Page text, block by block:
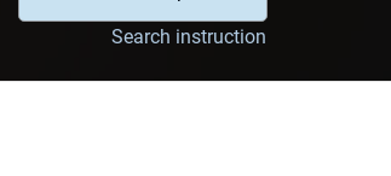
Search instruction